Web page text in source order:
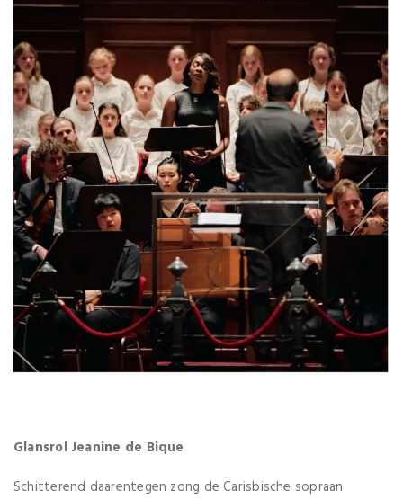
Glansrol Jeanine de Bique
Schitterend daarentegen zong de Carisbische sopraan